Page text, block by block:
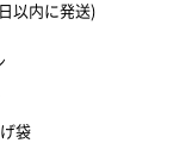
以内に発送)
袋